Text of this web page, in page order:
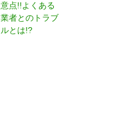
意点!!よくある
業者とのトラブ
ルとは!?